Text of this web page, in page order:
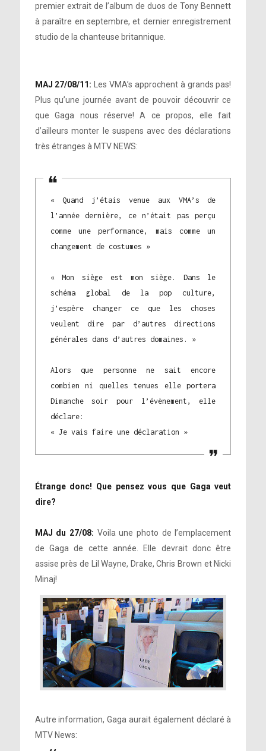
premier extrait de l’album de duos de Tony Bennett
à paraître en septembre, et dernier enregistrement
studio de la chanteuse britannique.
MAJ 27/08/11: Les VMA’s approchent à grands pas!
Plus qu’une journée avant de pouvoir découvrir ce
que Gaga nous réserve! A ce propos, elle fait
d’ailleurs monter le suspens avec des déclarations
très étranges à MTV NEWS:
« Quand j’étais venue aux VMA’s de
l’année dernière, ce n’était pas perçu
comme une performance, mais comme un
changement de costumes »
« Mon siège est mon siège. Dans le
schéma global de la pop culture,
j’espère changer ce que les choses
veulent dire par d’autres directions
générales dans d’autres domaines. »
Alors que personne ne sait encore
combien ni quelles tenues elle portera
Dimanche soir pour l’évènement, elle
déclare:
« Je vais faire une déclaration »
Étrange donc! Que pensez vous que Gaga veut
dire?
MAJ du 27/08: Voila une photo de l’emplacement
de Gaga de cette année. Elle devrait donc être
assise près de Lil Wayne, Drake, Chris Brown et Nicki
Minaj!
Autre information, Gaga aurait également déclaré à
MTV News: